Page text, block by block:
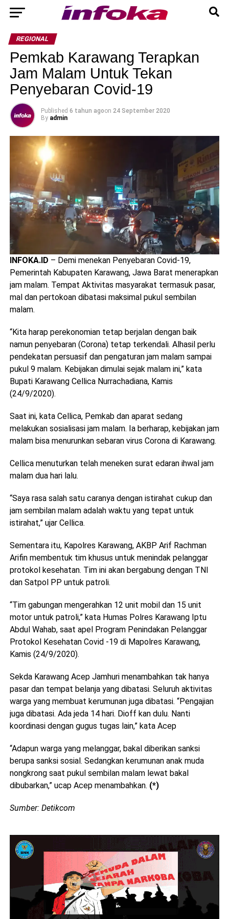
REGIONAL
Pemkab Karawang Terapkan
Jam Malam Untuk Tekan
Penyebaran Covid-19
Published 6 tahun agoon 24 September 2020
By admin
INFOKA.ID – Demi menekan Penyebaran Covid-19,
Pemerintah Kabupaten Karawang, Jawa Barat menerapkan
jam malam. Tempat Aktivitas masyarakat termasuk pasar,
mal dan pertokoan dibatasi maksimal pukul sembilan
malam.
“Kita harap perekonomian tetap berjalan dengan baik
namun penyebaran (Corona) tetap terkendali. Alhasil perlu
pendekatan persuasif dan pengaturan jam malam sampai
pukul 9 malam. Kebijakan dimulai sejak malam ini,” kata
Bupati Karawang Cellica Nurrachadiana, Kamis
(24/9/2020).
Saat ini, kata Cellica, Pemkab dan aparat sedang
melakukan sosialisasi jam malam. Ia berharap, kebijakan jam
malam bisa menurunkan sebaran virus Corona di Karawang.
Cellica menuturkan telah meneken surat edaran ihwal jam
malam dua hari lalu.
“Saya rasa salah satu caranya dengan istirahat cukup dan
jam sembilan malam adalah waktu yang tepat untuk
istirahat,” ujar Cellica.
Sementara itu, Kapolres Karawang, AKBP Arif Rachman
Arifin membentuk tim khusus untuk menindak pelanggar
protokol kesehatan. Tim ini akan bergabung dengan TNI
dan Satpol PP untuk patroli.
“Tim gabungan mengerahkan 12 unit mobil dan 15 unit
motor untuk patroli,” kata Humas Polres Karawang Iptu
Abdul Wahab, saat apel Program Penindakan Pelanggar
Protokol Kesehatan Covid -19 di Mapolres Karawang,
Kamis (24/9/2020).
Sekda Karawang Acep Jamhuri menambahkan tak hanya
pasar dan tempat belanja yang dibatasi. Seluruh aktivitas
warga yang membuat kerumunan juga dibatasi. “Pengajian
juga dibatasi. Ada jeda 14 hari. Dioff kan dulu. Nanti
koordinasi dengan gugus tugas lain,” kata Acep
“Adapun warga yang melanggar, bakal diberikan sanksi
berupa sanksi sosial. Sedangkan kerumunan anak muda
nongkrong saat pukul sembilan malam lewat bakal
dibubarkan,” ucap Acep menambahkan. (*)
Sumber: Detikcom